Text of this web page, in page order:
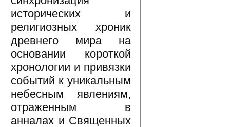
исторических и
религиозных хроник
древнего мира на
основании короткой
хронологии и привязки
событий к уникальным
небесным явлениям,
отраженным в
анналах и Священных